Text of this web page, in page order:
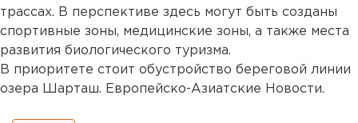
трассах. В перспективе здесь могут быть созданы
спортивные зоны, медицинские зоны, а также места
развития биологического туризма.
В приоритете стоит обустройство береговой линии
озера Шарташ. Европейско-Азиатские Новости.